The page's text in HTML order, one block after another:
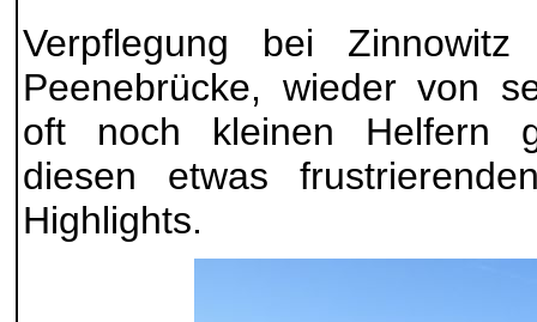
Verpflegung bei
Peenebrücke, wieder von
oft noch kleinen Helfern
diesen etwas
Highlights.